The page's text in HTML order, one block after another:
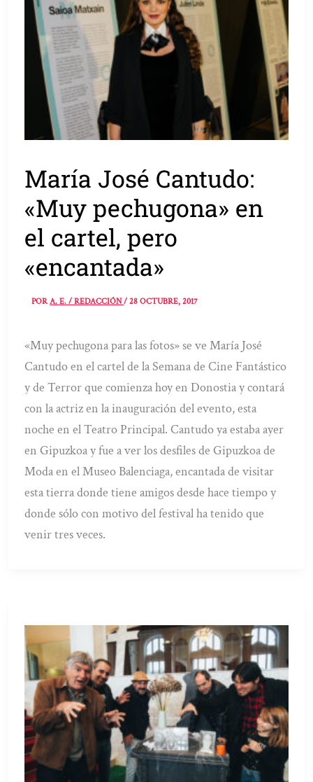
María José Cantudo:
«Muy pechugona» en
el cartel, pero
«encantada»
PORA. E. / REDACCIÓN/28 OCTUBRE, 2017
«Muy pechugona para las fotos» se ve María José
Cantudo en el cartel de la Semana de Cine Fantástico
y de Terror que comienza hoy en Donostia y contará
con la actriz en la inauguración del evento, esta
noche en el Teatro Principal. Cantudo ya estaba ayer
en Gipuzkoa y fue a ver los desfiles de Gipuzkoa de
Moda en el Museo Balenciaga, encantada de visitar
esta tierra donde tiene amigos desde hace tiempo y
donde sólo con motivo del festival ha tenido que
venir tres veces.